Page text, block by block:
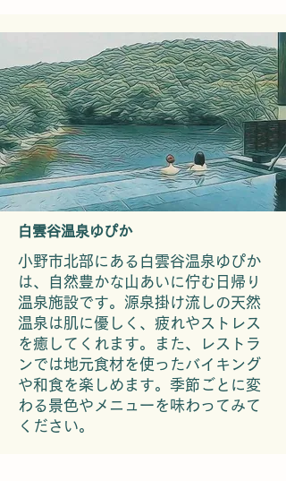
白雲谷温泉ゆぴか
小野市北部にある白雲谷温泉ゆぴか
は、自然豊かな山あいに佇む日帰り
温泉施設です。源泉掛け流しの天然
温泉は肌に優しく、疲れやストレス
を癒してくれます。また、レストラ
ンでは地元食材を使ったバイキング
や和食を楽しめます。季節ごとに変
わる景色やメニューを味わってみて
ください。